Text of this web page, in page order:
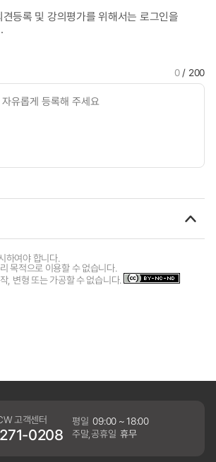
등록 및 강의평가를 위해서는 로그인을
0/ 200
하여야 합니다.
목적으로 이용할 수 없습니다.
, 변형 또는 가공할 수 없습니다.
고객센터
0208
평일 09:00 ~ 18:00
주말,공휴일 휴무